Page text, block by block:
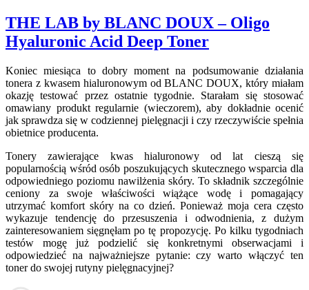
THE LAB by BLANC DOUX – Oligo
Hyaluronic Acid Deep Toner
Koniec miesiąca to dobry moment na podsumowanie działania
tonera z kwasem hialuronowym od BLANC DOUX, który miałam
okazję testować przez ostatnie tygodnie. Starałam się stosować
omawiany produkt regularnie (wieczorem), aby dokładnie ocenić
jak sprawdza się w codziennej pielęgnacji i czy rzeczywiście spełnia
obietnice producenta.
Tonery zawierające kwas hialuronowy od lat cieszą się
popularnością wśród osób poszukujących skutecznego wsparcia dla
odpowiedniego poziomu nawilżenia skóry. To składnik szczególnie
ceniony za swoje właściwości wiążące wodę i pomagający
utrzymać komfort skóry na co dzień. Ponieważ moja cera często
wykazuje tendencję do przesuszenia i odwodnienia, z dużym
zainteresowaniem sięgnęłam po tę propozycję. Po kilku tygodniach
testów mogę już podzielić się konkretnymi obserwacjami i
odpowiedzieć na najważniejsze pytanie: czy warto włączyć ten
toner do swojej rutyny pielęgnacyjnej?